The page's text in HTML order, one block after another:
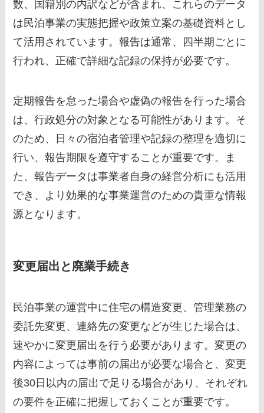
数、国籍別の内訳などが含まれ、これらのデータ
は民泊事業の実態把握や政策立案の基礎資料とし
て活用されています。報告は通常、四半期ごとに
行われ、正確で詳細な記録の保持が必要です。
定期報告を怠った場合や虚偽の報告を行った場合
は、行政処分の対象となる可能性があります。そ
のため、日々の宿泊者管理や記録の整理を適切に
行い、報告期限を遵守することが重要です。ま
た、報告データは事業者自身の経営分析にも活用
でき、より効果的な事業運営のための貴重な情報
源となります。
変更届出と廃業手続き
民泊事業の運営中に住宅の構造変更、管理業務の
委託先変更、連絡先の変更などが生じた場合は、
速やかに変更届出を行う必要があります。変更の
内容によっては事前の届出が必要な場合と、変更
後30日以内の届出で足りる場合があり、それぞれ
の要件を正確に把握しておくことが重要です。